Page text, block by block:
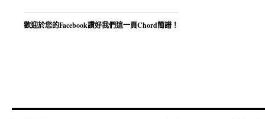
歡迎於您的Facebook讚好我們這一頁Chord簡譜！